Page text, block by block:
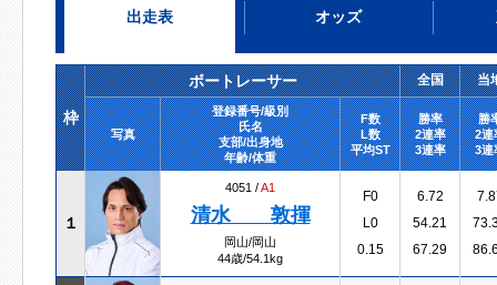
出走表 オッズ
枠
ボートレーサー 全国 当
写真
登録番号/級別
氏名
支部/出身地
年齢/体重
F数
L数
平均ST
勝率
2連率
3連率
勝
2連
3連
１
4051 /A1
清水 敦揮
岡山/岡山
44歳/54.1kg
F0
L0
0.15
6.72
54.21
67.29